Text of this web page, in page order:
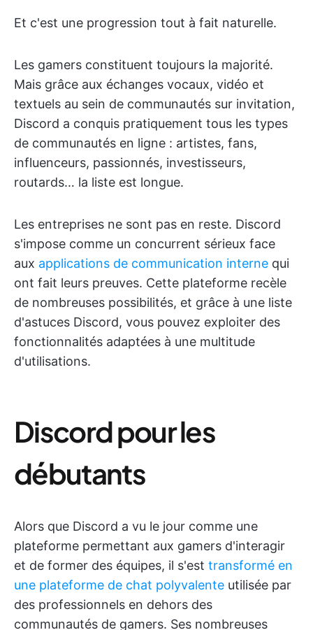
Et c'est une progression tout à fait naturelle.
Les gamers constituent toujours la majorité.
Mais grâce aux échanges vocaux, vidéo et
textuels au sein de communautés sur invitation,
Discord a conquis pratiquement tous les types
de communautés en ligne : artistes, fans,
influenceurs, passionnés, investisseurs,
routards… la liste est longue.
Les entreprises ne sont pas en reste. Discord
s'impose comme un concurrent sérieux face
aux applications de communication interne qui
ont fait leurs preuves. Cette plateforme recèle
de nombreuses possibilités, et grâce à une liste
d'astuces Discord, vous pouvez exploiter des
fonctionnalités adaptées à une multitude
d'utilisations.
Discord pour les
débutants
Alors que Discord a vu le jour comme une
plateforme permettant aux gamers d'interagir
et de former des équipes, il s'est transformé en
une plateforme de chat polyvalente utilisée par
des professionnels en dehors des
communautés de gamers. Ses nombreuses